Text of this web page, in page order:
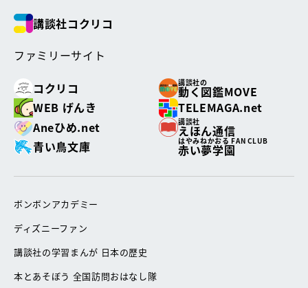
講談社コクリコ
ファミリーサイト
コクリコ
講談社の
動く図鑑MOVE
WEB げんき
TELEMAGA.net
Aneひめ.net
講談社
えほん通信
青い鳥文庫
はやみねかおる FAN CLUB
赤い夢学園
ボンボンアカデミー
ディズニーファン
講談社の学習まんが 日本の歴史
本とあそぼう 全国訪問おはなし隊